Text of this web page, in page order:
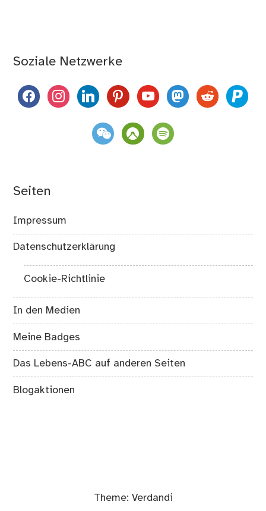
Soziale Netzwerke
facebookinstagramlinkedinpinterestyoutubemastodon
reddit paypal
weixin komootspotify
Seiten
Impressum
Datenschutzerklärung
Cookie-Richtlinie
In den Medien
Meine Badges
Das Lebens-ABC auf anderen Seiten
Blogaktionen
Theme: Verdandi